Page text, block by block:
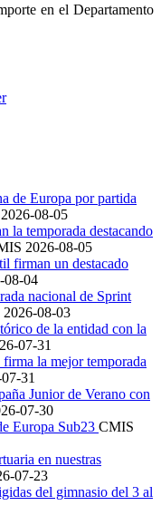
en el Departamento
de Europa por partida
2026-08-05
la temporada destacando
2026-08-05
firman un destacado
08-04
nacional de Sprint
2026-08-03
de la entidad con la
07-31
la mejor temporada
31
Junior de Verano con
07-30
Europa Sub23 CMIS
en nuestras
07-23
del gimnasio del 3 al